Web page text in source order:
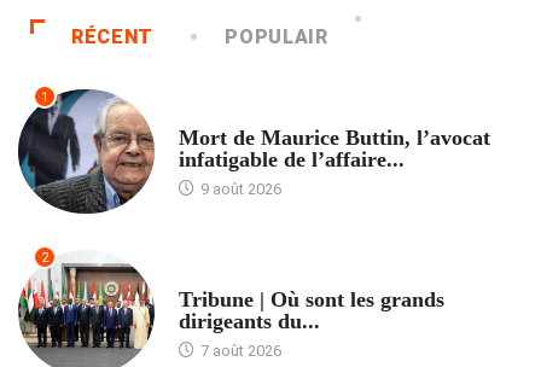
RÉCENT POPULAIR
1
Mort de Maurice Buttin, l’avocat
infatigable de l’affaire...
9 août 2026
2
Tribune | Où sont les grands
dirigeants du...
7 août 2026